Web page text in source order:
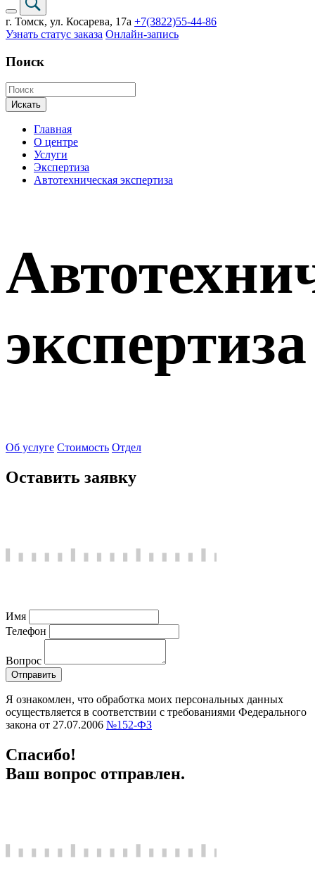
г. Томск, ул. Косарева, 17а +7(3822)55-44-86
Узнать статус заказа Онлайн-запись
Поиск
Искать
Главная
О центре
Услуги
Экспертиза
Автотехническая экспертиза
экспертиза
Об услуге Стоимость Отдел
Оставить заявку
Имя
Телефон
Вопрос
Отправить
Я ознакомлен, что обработка моих персональных данных
осуществляется в соответствии с требованиями Федерального
закона от 27.07.2006 №152-ФЗ
Спасибо!
Ваш вопрос отправлен.